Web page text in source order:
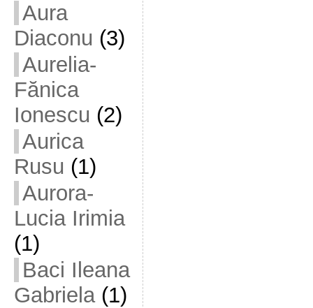
Aura
Diaconu (3)
Aurelia-
Fănica
Ionescu (2)
Aurica
Rusu (1)
Aurora-
Lucia Irimia
(1)
Baci Ileana
Gabriela(1)